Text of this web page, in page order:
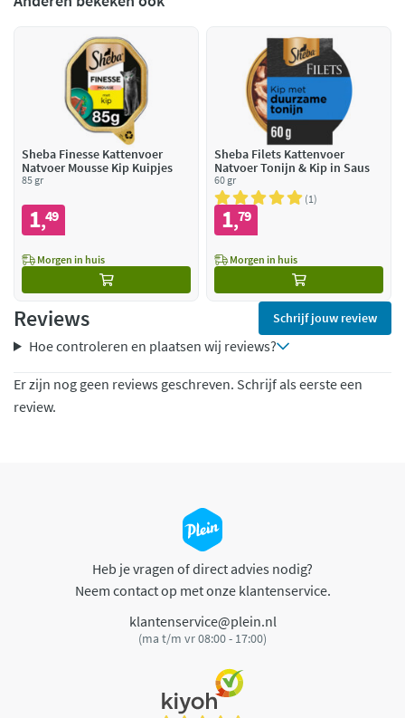
Sheba Finesse Kattenvoer
Natvoer Mousse Kip Kuipjes
85 gr
1,49
Morgen in huis
Sheba Filets Kattenvoer
Natvoer Tonijn & Kip in Saus
60 gr
1
1,79
Morgen in huis
Reviews Schrijf jouw review
Hoe controleren en plaatsen wij reviews?
Er zijn nog geen reviews geschreven. Schrijf als eerste een
review.
Heb je vragen of direct advies nodig?
Neem contact op met onze klantenservice.
klantenservice@plein.nl
(ma t/m vr 08:00 - 17:00)